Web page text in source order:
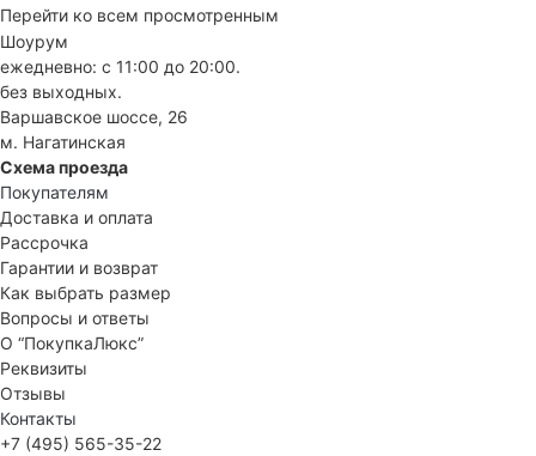
Перейти ко всем просмотренным
Шоурум
ежедневно: с 11:00 до 20:00.
без выходных.
Варшавское шоссе, 26
м. Нагатинская
Схема проезда
Покупателям
Доставка и оплата
Рассрочка
Гарантии и возврат
Как выбрать размер
Вопросы и ответы
О “ПокупкаЛюкс”
Реквизиты
Отзывы
Контакты
+7 (495) 565-35-22